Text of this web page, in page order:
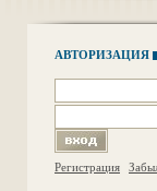
АВТОРИЗАЦИЯ
Регистрация